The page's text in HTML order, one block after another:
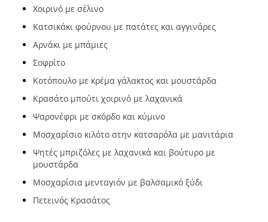
Χοιρινό με σέλινο
Κατσικάκι φούρνου με πατάτες και αγγινάρες
Αρνάκι με μπάμιες
Σοφρίτο
Κοτόπουλο με κρέμα γάλακτος και μουστάρδα
Κρασάτο μπούτι χοιρινό με λαχανικά
Ψαρονέφρι με σκόρδο και κύμινο
Μοσχαρίσιο κιλότο στην κατσαρόλα με μανιτάρια
Ψητές μπριζόλες με λαχανικά και βούτυρο με
μουστάρδα
Μοσχαρίσια μενταγιόν με βαλσαμικό ξύδι
Πετεινός Κρασάτος